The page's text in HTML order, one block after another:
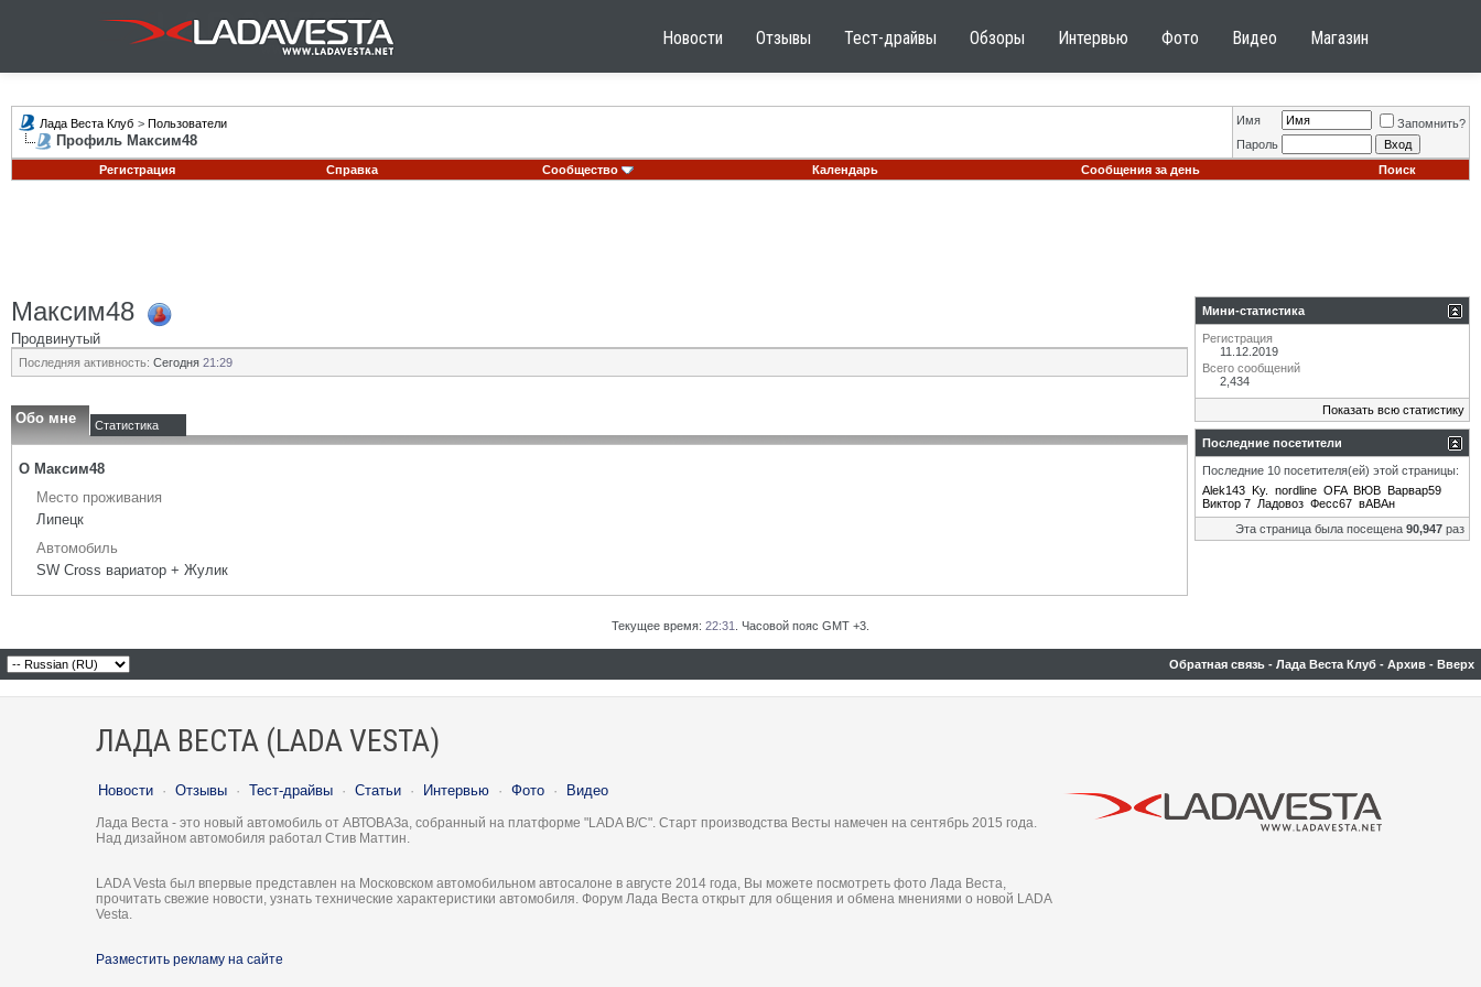
Новости Отзывы Тест-драйвы Обзоры Интервью Фото Видео Магазин
Лада Веста Клуб > Пользователи
Профиль Максим48
Имя
Запомнить?
Пароль
Регистрация
Справка Сообщество Календарь Сообщения за день Поиск
Максим48
Продвинутый
Последняя активность: Сегодня 21:29
Обо мне Статистика
О Максим48
Место проживания
Липецк
Автомобиль
SW Cross вариатор + Жулик
Мини-статистика
Регистрация
11.12.2019
Всего сообщений
2,434
Показать всю статистику
Последние посетители
Последние 10 посетителя(ей) этой страницы:
Alek143 Ky. nordline OFA ВЮВ Варвар59
Виктор 7 Ладовоз Фесс67 вАВАн
Эта страница была посещена 90,947 раз
Текущее время: 22:31 . Часовой пояс GMT +3.
Обратная связь - Лада Веста Клуб - Архив - Вверх
ЛАДА ВЕСТА (LADA VESTA)
Новости · Отзывы · Тест-драйвы · Статьи · Интервью · Фото · Видео
Лада Веста - это новый автомобиль от АВТОВАЗа, собранный на платформе "LADA B/C". Старт производства Весты намечен на сентябрь 2015 года.
Над дизайном автомобиля работал Стив Маттин.
LADA Vesta был впервые представлен на Московском автомобильном автосалоне в августе 2014 года, Вы можете посмотреть фото Лада Веста,
прочитать свежие новости, узнать технические характеристики автомобиля. Форум Лада Веста открыт для общения и обмена мнениями о новой LADA
Vesta.
Разместить рекламу на сайте